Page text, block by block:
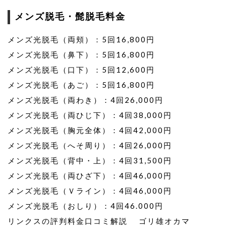
メンズ脱毛・髭脱毛料金
メンズ光脱毛（両頬）：5回16,800円
メンズ光脱毛（鼻下）：5回16,800円
メンズ光脱毛（口下）：5回12,600円
メンズ光脱毛（あご）：5回16,800円
メンズ光脱毛（両わき）：4回26,000円
メンズ光脱毛（両ひじ下）：4回38,000円
メンズ光脱毛（胸元全体）：4回42,000円
メンズ光脱毛（へそ周り）：4回26,000円
メンズ光脱毛（背中・上）：4回31,500円
メンズ光脱毛（両ひざ下）：4回46,000円
メンズ光脱毛（Ｖライン）：4回46,000円
メンズ光脱毛（おしり）：4回46.000円
リンクスの評判料金口コミ解説 ゴリ雄オカマ